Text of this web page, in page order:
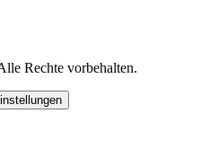
Rechte vorbehalten.